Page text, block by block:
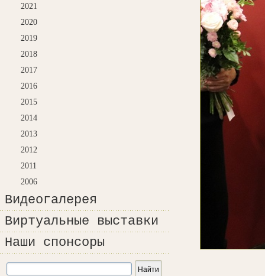
2021
2020
2019
2018
2017
2016
2015
2014
2013
2012
2011
2006
Видеогалерея
Виртуальные выставки
Наши спонсоры